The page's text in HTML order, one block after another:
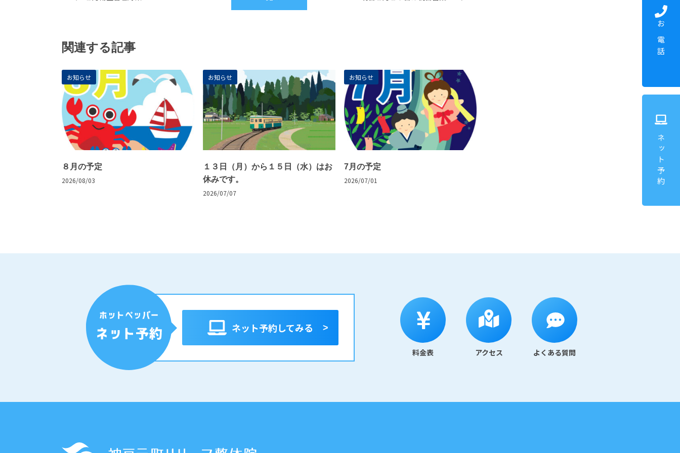
お電話
ネット予約
関連する記事
お知らせ
８月の予定
2026/08/03
お知らせ
１３日（月）から１５日（水）はお
休みです。
2026/07/07
お知らせ
7月の予定
2026/07/01
ネット予約してみる
料金表 アクセス よくある質問